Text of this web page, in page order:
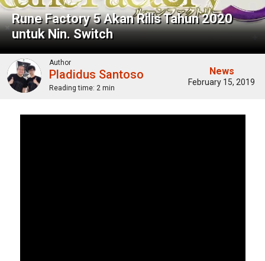
Rune Factory 5 Akan Rilis Tahun 2020
untuk Nin. Switch
Author
Pladidus Santoso
Reading time: 2 min
News
February 15, 2019